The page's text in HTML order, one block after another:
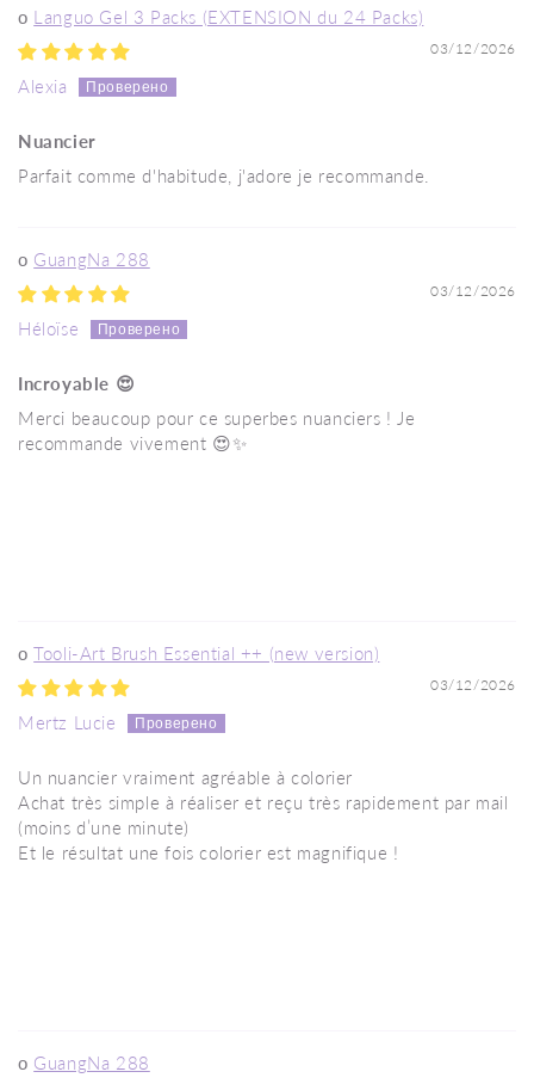
Languo Gel 3 Packs (EXTENSION du 24 Packs)
03/12/2026
Alexia
Nuancier
Parfait comme d'habitude, j'adore je recommande.
GuangNa 288
03/12/2026
Héloïse
Incroyable 😍
Merci beaucoup pour ce superbes nuanciers ! Je
recommande vivement 😍✨
Tooli-Art Brush Essential ++ (new version)
03/12/2026
Mertz Lucie
Un nuancier vraiment agréable à colorier
Achat très simple à réaliser et reçu très rapidement par mail
(moins d’une minute)
Et le résultat une fois colorier est magnifique !
GuangNa 288